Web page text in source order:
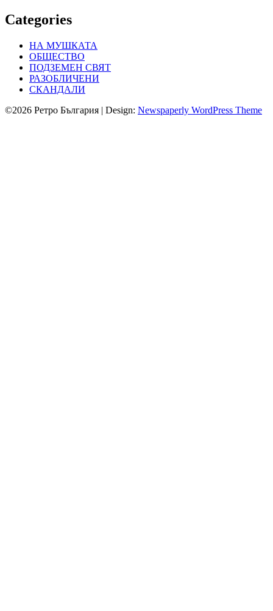
Categories
НА МУШКАТА
ОБЩЕСТВО
ПОДЗЕМЕН СВЯТ
РАЗОБЛИЧЕНИ
СКАНДАЛИ
©2026 Ретро България | Design: Newspaperly WordPress Theme